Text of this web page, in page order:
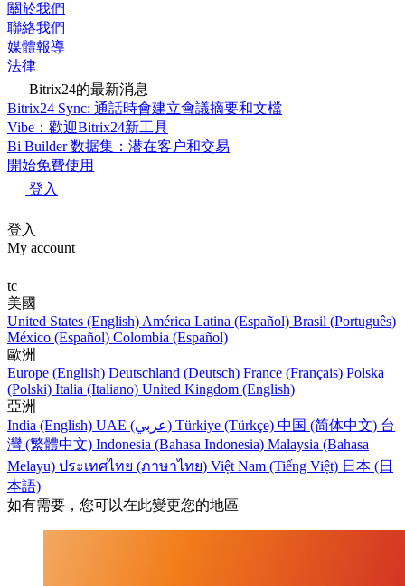
關於我們
聯絡我們
媒體報導
法律
Bitrix24的最新消息
Bitrix24 Sync: 通話時會建立會議摘要和文檔
Vibe：歡迎Bitrix24新工具
Bi Builder 数据集：潜在客户和交易
開始免費使用
登入
登入
My account
tc
美國
United States (English) América Latina (Español) Brasil (Português)
México (Español) Colombia (Español)
歐洲
Europe (English) Deutschland (Deutsch) France (Français) Polska
(Polski) Italia (Italiano) United Kingdom (English)
亞洲
India (English)
UAE (عربي) Türkiye (Türkçe) 中国 (简体中文) 台
灣 (繁體中文) Indonesia (Bahasa Indonesia) Malaysia (Bahasa
Melayu) ประเทศไทย (ภาษาไทย) Việt Nam (Tiếng Việt) 日本 (日
本語)
如有需要，您可以在此變更您的地區